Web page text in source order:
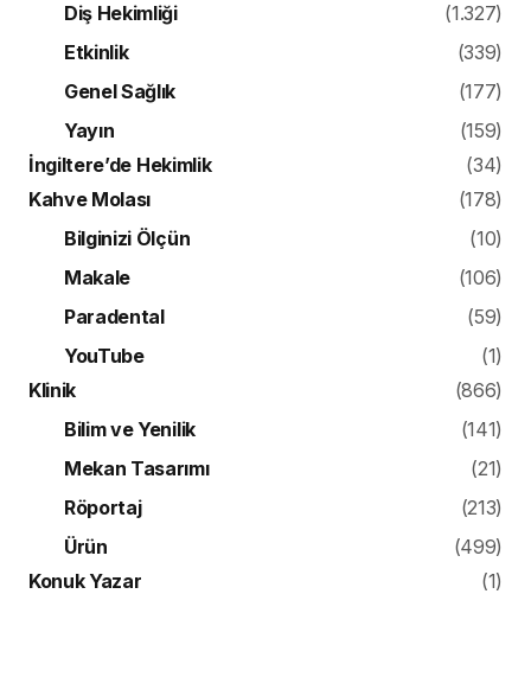
Diş Hekimliği
(1.327)
Etkinlik
(339)
Genel Sağlık
(177)
Yayın
(159)
İngiltere’de Hekimlik
(34)
Kahve Molası
(178)
Bilginizi Ölçün
(10)
Makale
(106)
Paradental
(59)
YouTube
(1)
Klinik
(866)
Bilim ve Yenilik
(141)
Mekan Tasarımı
(21)
Röportaj
(213)
Ürün
(499)
Konuk Yazar
(1)